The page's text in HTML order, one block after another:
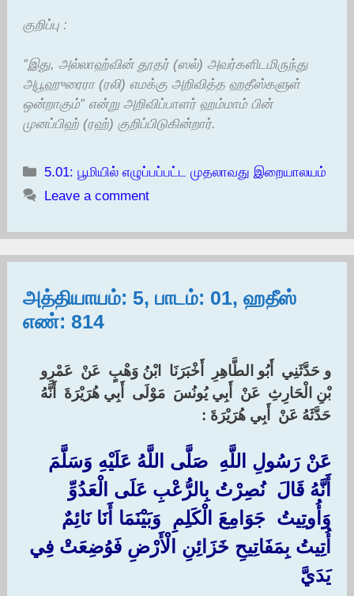
குறிப்பு :
”இது, அல்லாஹ்வின் தூதர் (ஸல்) அவர்களிடமிருந்து
அபூஹுரைரா (ரலி) எமக்கு அறிவித்த ஹதீஸ்களுள்
ஒன்றாகும்” என்று அறிவிப்பாளர் ஹம்மாம் பின்
முனப்பிஹ் (ரஹ்) குறிப்பிடுகின்றார்.
Categories
5.01: பூமியில் எழுப்பப்பட்ட முதலாவது இறையாலயம்
Leave a comment
அத்தியாயம்: 5, பாடம்: 01, ஹதீஸ்
எண்: 814
و حَدَّثَنِي ‏ ‏أَبُو الطَّاهِرِ ‏ ‏أَخْبَرَنَا ‏ ‏ابْنُ وَهْبٍ ‏ ‏عَنْ ‏ ‏عَمْرِو
بْنِ الْحَارِثِ ‏ ‏عَنْ ‏ ‏أَبِي يُونُسَ ‏ ‏مَوْلَى ‏ ‏أَبِي هُرَيْرَةَ ‏ ‏أَنَّهُ
حَدَّثَهُ عَنْ ‏ ‏أَبِي هُرَيْرَةَ :‏
عَنْ رَسُولِ اللَّهِ ‏ ‏صَلَّى اللَّهُ عَلَيْهِ وَسَلَّمَ ‏
‏أَنَّهُ قَالَ ‏ ‏نُصِرْتُ بِالرُّعْبِ عَلَى الْعَدُوِّ
وَأُوتِيتُ ‏ ‏جَوَامِعَ الْكَلِمِ ‏ ‏وَبَيْنَمَا أَنَا نَائِمٌ
أُتِيتُ بِمَفَاتِيحِ خَزَائِنِ الْأَرْضِ فَوُضِعَتْ فِي
يَدَيَّ ‏